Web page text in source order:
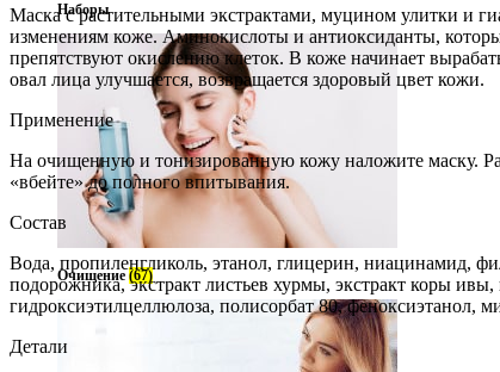
Наборы
Очищение (67)
Маска с растительными экстрактами, муцином улитки и
изменениям коже. Аминокислоты и антиоксиданты,
препятствуют окислению клеток. В коже начинает
овал лица улучшается, возвращается здоровый цвет кожи.
Применение
На очищенную и тонизированную кожу наложите маску.
«вбейте» до полного впитывания.
Состав
Вода, пропиленгликоль, этанол, глицерин, ниацинамид,
подорожника, экстракт листьев хурмы, экстракт коры
гидроксиэтилцеллюлоза, полисорбат 80, феноксиэтанол,
Детали